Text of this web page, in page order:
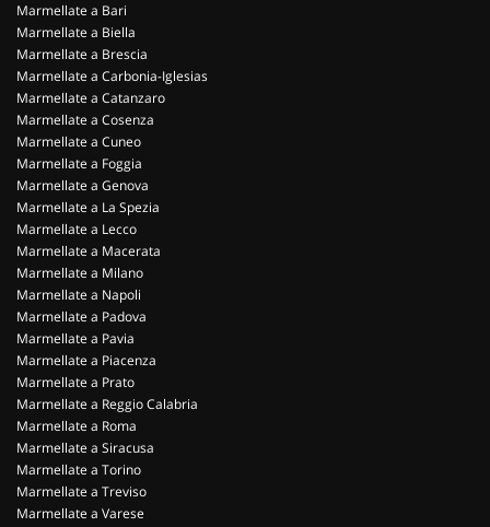
Marmellate a Bari
Marmellate a Biella
Marmellate a Brescia
Marmellate a Carbonia-Iglesias
Marmellate a Catanzaro
Marmellate a Cosenza
Marmellate a Cuneo
Marmellate a Foggia
Marmellate a Genova
Marmellate a La Spezia
Marmellate a Lecco
Marmellate a Macerata
Marmellate a Milano
Marmellate a Napoli
Marmellate a Padova
Marmellate a Pavia
Marmellate a Piacenza
Marmellate a Prato
Marmellate a Reggio Calabria
Marmellate a Roma
Marmellate a Siracusa
Marmellate a Torino
Marmellate a Treviso
Marmellate a Varese